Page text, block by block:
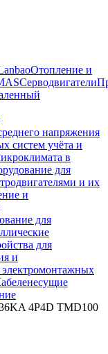
Отопление и
Cерводвигатели
напряжения
учёта и
в
для
и их
и
для
для
и
4P4D TMD100